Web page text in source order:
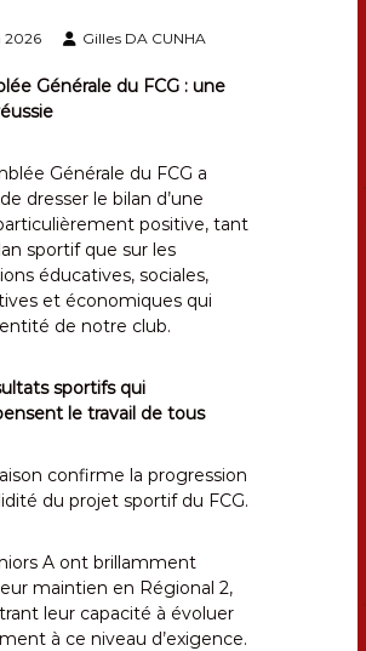
2026 Gilles DA CUNHA
Générale du FCG : une
Générale du FCG a
dresser le bilan d’une
positive, tant
sportif que sur les
éducatives, sociales,
et économiques qui
de notre club.
sportifs qui
le travail de tous
confirme la progression
du projet sportif du FCG.
A ont brillamment
maintien en Régional 2,
leur capacité à évoluer
à ce niveau d’exigence.